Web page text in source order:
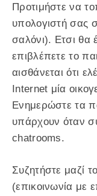
Προτιμήστε να
υπολογιστή σας
σαλόνι). Ετσι θα
επιβλέπετε το
αισθάνεται ότι
Internet μία
Ενημερώστε τα
υπάρχουν όταν
chatrooms.
Συζητήστε μαζί
(επικοινωνία με